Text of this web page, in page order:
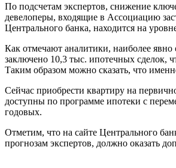
По подсчетам экспертов, снижение
девелоперы, входящие в Ассоциацию
Центрального банка, находится на
Как отмечают аналитики, наиболее
заключено 10,3 тыс. ипотечных сделок,
Таким образом можно сказать, что
Сейчас приобрести квартиру на
доступны по программе ипотеки с
годовых.
Отметим, что на сайте Центрального
прогнозам экспертов, должно оказать